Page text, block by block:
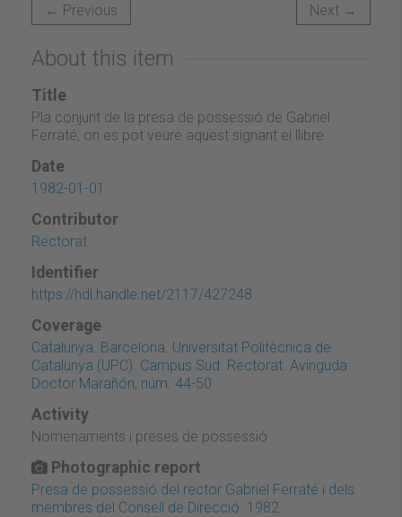
← Previous Next →
About this item
Title
Pla conjunt de la presa de possessió de Gabriel
Ferraté, on es pot veure aquest signant el llibre.
Date
1982-01-01
Contributor
Rectorat
Identifier
https://hdl.handle.net/2117/427248
Coverage
Catalunya. Barcelona. Universitat Politècnica de
Catalunya (UPC). Campus Sud. Rectorat. Avinguda
Doctor Marañón, núm. 44-50
Activity
Nomenaments i preses de possessió
Photographic report
Presa de possessió del rector Gabriel Ferraté i dels
membres del Consell de Direcció. 1982